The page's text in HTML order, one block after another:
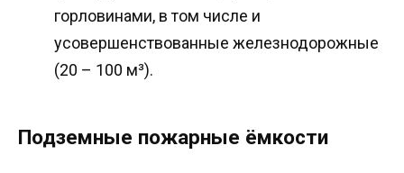
горловинами, в том числе и
усовершенствованные железнодорожные
(20 – 100 м³).
Подземные пожарные ёмкости